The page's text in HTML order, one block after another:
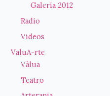
Galería 2012
Radio
Videos
ValuA-rte
Vàlua
Teatro